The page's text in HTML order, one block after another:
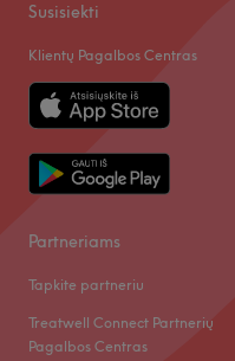
Susisiekti
Klientų Pagalbos Centras
Partneriams
Tapkite partneriu
Treatwell Connect Partnerių
Pagalbos Centras